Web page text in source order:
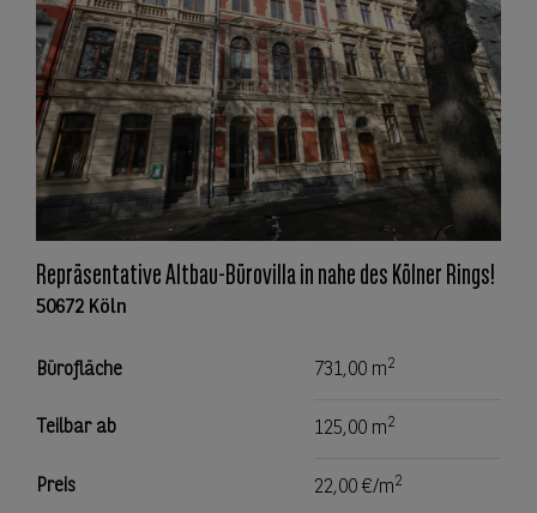
Repräsentative Altbau-Bürovilla in nahe des Kölner Rings!
50672 Köln
Bürofläche 731,00 m2
Teilbar ab 125,00 m2
Preis 22,00 €/m2